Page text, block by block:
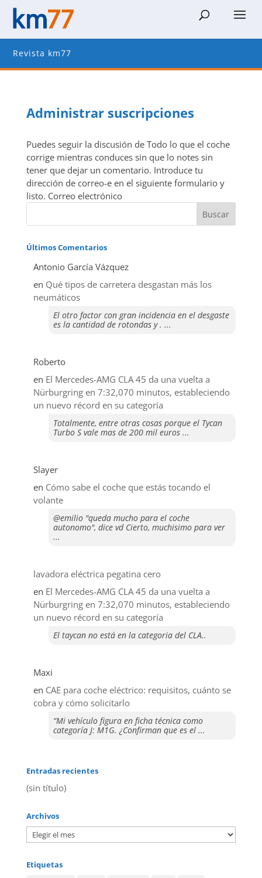
Revista km77
Administrar suscripciones
Puedes seguir la discusión de Todo lo que el coche
corrige mientras conduces sin que lo notes sin
tener que dejar un comentario. Introduce tu
dirección de correo-e en el siguiente formulario y
listo. Correo electrónico
Últimos Comentarios
Antonio García Vázquez
en Qué tipos de carretera desgastan más los
neumáticos
El otro factor con gran incidencia en el desgaste
es la cantidad de rotondas y . ...
Roberto
en El Mercedes-AMG CLA 45 da una vuelta a
Nürburgring en 7:32,070 minutos, estableciendo
un nuevo récord en su categoría
Totalmente, entre otras cosas porque el Tycan
Turbo S vale mas de 200 mil euros ...
Slayer
en ​Cómo sabe el coche que estás tocando el
volante
@emilio "queda mucho para el coche
autonomo", dice vd Cierto, muchisimo para ver
...
lavadora eléctrica pegatina cero
en El Mercedes-AMG CLA 45 da una vuelta a
Nürburgring en 7:32,070 minutos, estableciendo
un nuevo récord en su categoría
El taycan no está en la categoria del CLA..
Maxi
en CAE para coche eléctrico: requisitos, cuánto se
cobra y cómo solicitarlo
“Mi vehículo figura en ficha técnica como
categoría J: M1G. ¿Confirman que es el ...
Entradas recientes
(sin título)
Archivos
Etiquetas